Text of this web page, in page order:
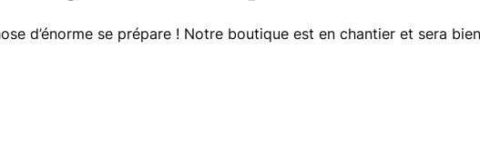
d’énorme se prépare ! Notre boutique est en chantier et sera